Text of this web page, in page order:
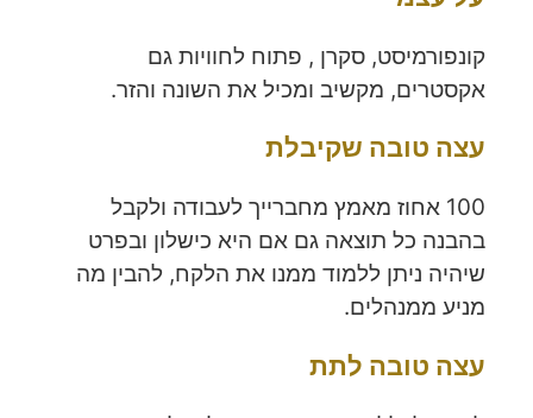
קונפורמיסט, סקרן , פתוח לחוויות גם
אקסטרים, מקשיב ומכיל את השונה והזר.
עצה טובה שקיבלת
100 אחוז מאמץ מחברייך לעבודה ולקבל
בהבנה כל תוצאה גם אם היא כישלון ובפרט
שיהיה ניתן ללמוד ממנו את הלקח, להבין מה
מניע ממנהלים.
עצה טובה לתת